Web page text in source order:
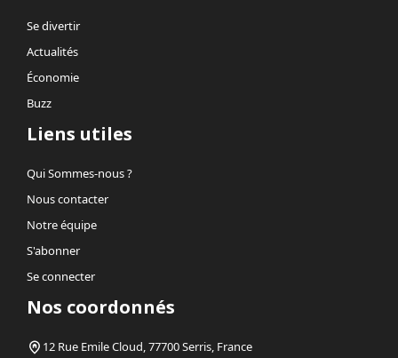
Se divertir
Actualités
Économie
Buzz
Liens utiles
Qui Sommes-nous ?
Nous contacter
Notre équipe
S'abonner
Se connecter
Nos coordonnés
12 Rue Emile Cloud, 77700 Serris, France